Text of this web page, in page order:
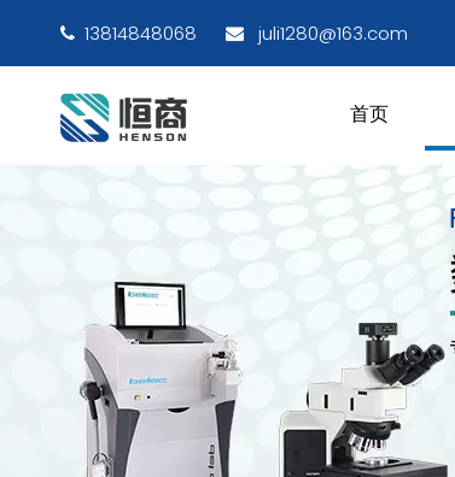
 13814848068  juli1280@163.com
首页